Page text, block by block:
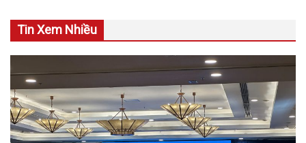
Tin Xem Nhiều